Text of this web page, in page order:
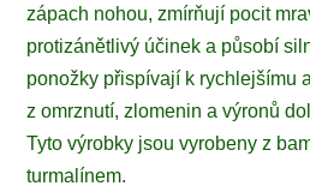
zápach nohou, zmírňují pocit
protizánětlivý účinek a působí
ponožky přispívají k rychlejšímu
z omrznutí, zlomenin a výronů
Tyto výrobky jsou vyrobeny z
turmalínem.